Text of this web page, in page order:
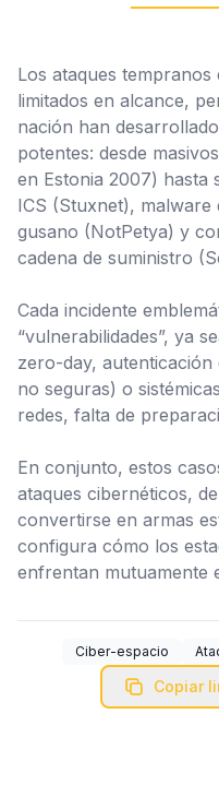
Los ataques
limitados en alcance,
nación han
potentes: desde
en Estonia 2007) hasta
ICS (Stuxnet),
gusano (NotPetya) y
cadena de suministro
Cada incidente
“vulnerabilidades”, ya
zero-day, autenticación
no seguras) o
redes, falta de
En conjunto, estos
ataques cibernéticos,
convertirse en armas
configura cómo los
enfrentan mutuamente
Ciber-espacio
Copiar